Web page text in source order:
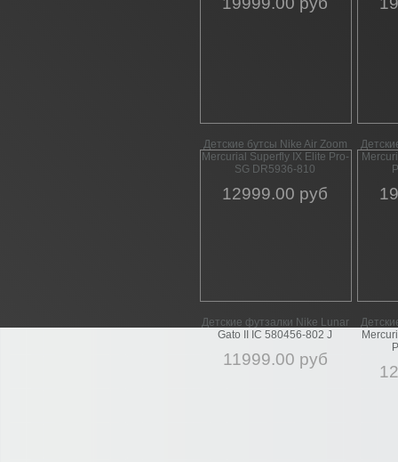
Детские бутсы Nike Air Zoom
Mercurial Superfly IX Elite Pro-
SG DR5936-810
12999.00 руб
Детские футзалки Nike Lunar
Gato II IC 580456-802 J
11999.00 руб